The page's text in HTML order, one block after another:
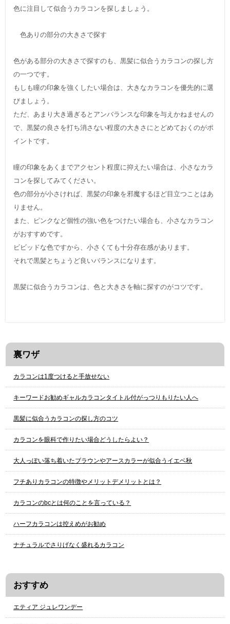
色に注目して似合うカラコンを探しましょう。
色ありの部分の大きさで探す
色がある部分の大きさで探すのも、黒髪に似合うカラコンの探し方
の一つです。
もしも瞳の印象を強くしたい場合は、大きなカラコンを優先的に選
びましょう。
ただ、あまり大き過ぎるとアンバランスな印象を与えかねませんの
で、黒髪の良さを打ち消さない程度の大きさにとどめておくのがポ
イントです。
瞳の印象をあくまでアクセント程度に抑えたい場合は、小さなカラ
コンを探してみてください。
色の部分が小さければ、黒髪の印象を邪魔するほど目立つことはあ
りません。
また、ピンクなど個性の強い色をつけたい場合も、小さなカラコン
がおすすめです。
ビビッドな色ですから、小さくても十分存在感があります。
それで黒髪とちょうど良いバランスになります。
黒髪に似合うカラコンは、色と大きさを軸に探すのがコツです。
裏ワザ
カラコンは1度つけると手放せない
キーワードお勧めギャルカラコンタイトル付がっつりもりたい人へ
黒髪に似合うカラコンの探し方のコツ
カラコンを眼科で作りたい場合どうしたらよい？
大人っぽい落ち着いたブラウンやアースカラーが似合うイエベ秋
フチありカラコンの特徴やメリットデメリットとは？
カラコンのbcとは何のことを言っている？
ハーフカラコンは控えめがお勧め
ナチュラルでさりげなく盛れるカラコン
おすすめ
エティア ジュレワンデー